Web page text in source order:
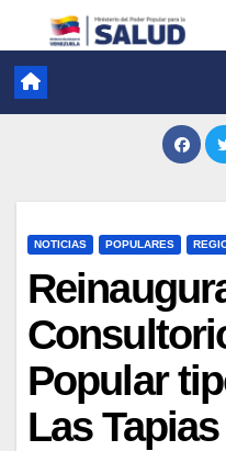
NOTICIAS POPULARES
Popular
Las Tapias